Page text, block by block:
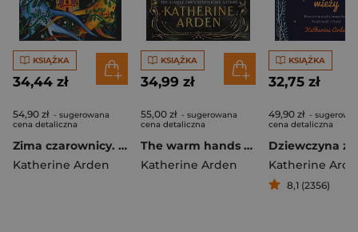
KSIĄŻKA
34,44 zł
54,90 zł - sugerowana
cena detaliczna
Zima czarownicy. Trylogia Zimowej Nocy. Tom 3
Katherine Arden
KSIĄŻKA
34,99 zł
55,00 zł - sugerowana
cena detaliczna
The warm hands of ghosts wer. angielska
Katherine Arden
KSIĄŻKA
32,75 zł
49,90 zł -
cena detaliczna
Katherine
8,1 (2356)